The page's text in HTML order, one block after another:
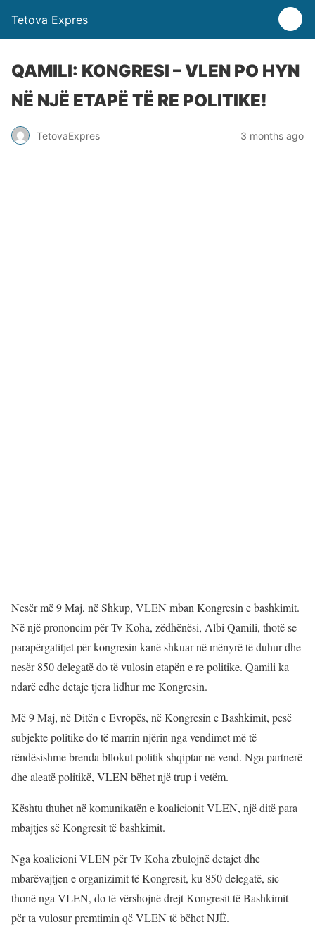
Tetova Expres
QAMILI: KONGRESI – VLEN PO HYN
NË NJË ETAPË TË RE POLITIKE!
TetovaExpres 3 months ago
Nesër më 9 Maj, në Shkup, VLEN mban Kongresin e bashkimit.
Në një prononcim për Tv Koha, zëdhënësi, Albi Qamili, thotë se
parapërgatitjet për kongresin kanë shkuar në mënyrë të duhur dhe
nesër 850 delegatë do të vulosin etapën e re politike. Qamili ka
ndarë edhe detaje tjera lidhur me Kongresin.
Më 9 Maj, në Ditën e Evropës, në Kongresin e Bashkimit, pesë
subjekte politike do të marrin njërin nga vendimet më të
rëndësishme brenda bllokut politik shqiptar në vend. Nga partnerë
dhe aleatë politikë, VLEN bëhet një trup i vetëm.
Kështu thuhet në komunikatën e koalicionit VLEN, një ditë para
mbajtjes së Kongresit të bashkimit.
Nga koalicioni VLEN për Tv Koha zbulojnë detajet dhe
mbarëvajtjen e organizimit të Kongresit, ku 850 delegatë, sic
thonë nga VLEN, do të vërshojnë drejt Kongresit të Bashkimit
për ta vulosur premtimin që VLEN të bëhet NJË.